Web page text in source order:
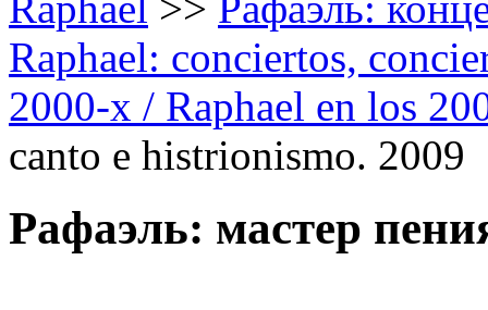
Raphael: conciertos,
2000-х / Raphael en los
canto e histrionismo. 2009
Рафаэль: мастер